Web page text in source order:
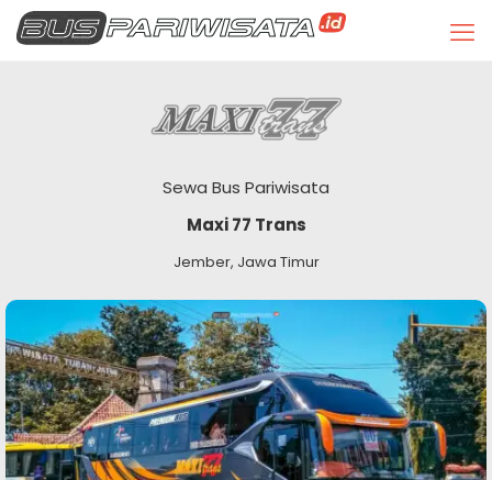
Sewa Bus Pariwisata
Maxi 77 Trans
Jember, Jawa Timur